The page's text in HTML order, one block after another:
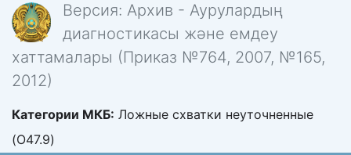
Версия: Архив - Аурулардың
диагностикасы және емдеу
хаттамалары (Приказ №764, 2007, №165,
2012)
Категории МКБ: Ложные схватки неуточненные
(O47.9)